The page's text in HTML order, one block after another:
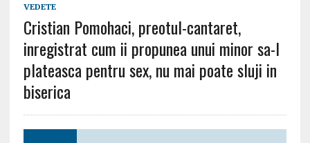
VEDETE
Cristian Pomohaci, preotul-cantaret,
inregistrat cum ii propunea unui minor sa-l
plateasca pentru sex, nu mai poate sluji in
biserica